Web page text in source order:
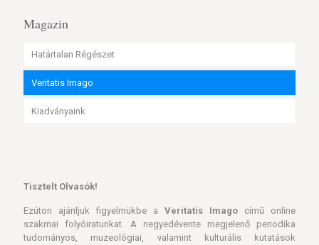
Magazin
Határtalan Régészet
Veritatis Imago
Kiadványaink
Tisztelt Olvasók!
Ezúton ajánljuk figyelmükbe a Veritatis Imago című online
szakmai folyóiratunkat. A negyedévente megjelenő periodika
tudományos, muzeológiai, valamint kulturális kutatások